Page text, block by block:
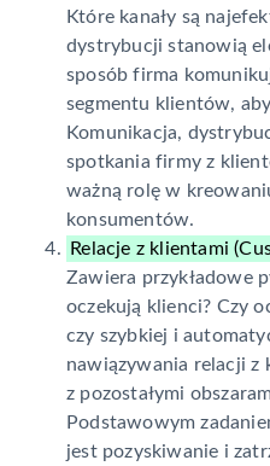
Które kanały są
dystrybucji stanowią
sposób firma
segmentu klientów,
Komunikacja,
spotkania firmy z
ważną rolę w
konsumentów.
Relacje z klientami
Zawiera przykładowe
oczekują klienci? Czy
czy szybkiej i
nawiązywania relacji z
z pozostałymi
Podstawowym
jest pozyskiwanie i